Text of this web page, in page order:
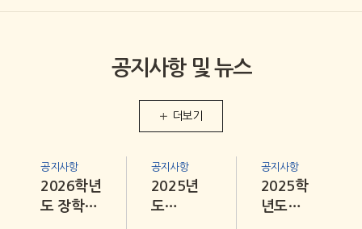
공지사항 및 뉴스
더보기
공지사항
2026학년
도 장학생
공지사항
2025년
도
공지사항
2025학
년도